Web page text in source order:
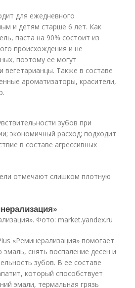
для ежедневного
и детям старше 6 лет. Как
паста на 90% состоит из
происхождения и не
поэтому ее могут
вегетарианцы. Также в составе
ароматизаторы, красители,
зубов при
экономичный расход; подходит
в составе агрессивных
отмечают слишком плотную
Фото: market.yandex.ru
«Реминерализация» помогает
эмаль, снять воспаление десен и
зубов. В ее составе
который способствует
эмали, термальная грязь